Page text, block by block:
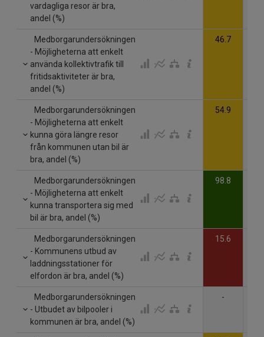
vardagliga resor är bra,
andel (%)
Medborgarundersökningen
- Möjligheterna att enkelt
använda kollektivtrafik till
fritidsaktiviteter är bra,
andel (%)
46.7
Medborgarundersökningen
- Möjligheterna att enkelt
kunna göra längre resor
från kommunen utan bil är
bra, andel (%)
54.9
Medborgarundersökningen
- Möjligheterna att enkelt
kunna transportera sig med
bil är bra, andel (%)
98.8
Medborgarundersökningen
- Kommunens utbud av
laddningsstationer för
elfordon är bra, andel (%)
15.6
Medborgarundersökningen
- Utbudet av bilpooler i
kommunen är bra, andel (%)
-